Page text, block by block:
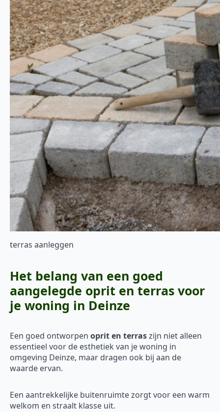
terras aanleggen
Het belang van een goed
aangelegde oprit en terras voor
je woning in Deinze
Een goed ontworpen oprit en terraszijn niet alleen
essentieel voor de esthetiek van je woning in
omgeving Deinze, maar dragen ook bij aan de
waarde ervan.
Een aantrekkelijke buitenruimte zorgt voor een warm
welkom en straalt klasse uit.